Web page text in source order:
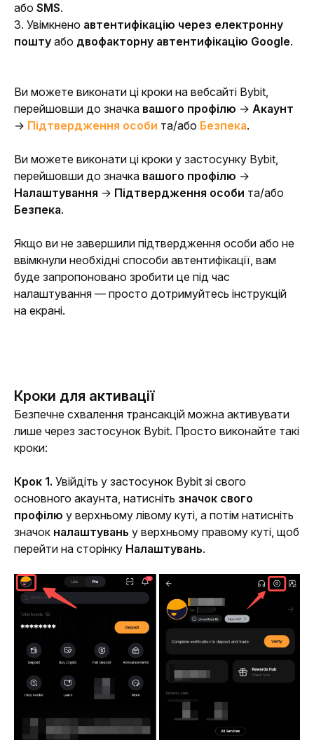
або SMS.
3. Увімкнено автентифікацію через електронну
пошту або двофакторну автентифікацію Google.
Ви можете виконати ці кроки на вебсайті Bybit,
перейшовши до значка вашого профілю → Акаунт
→ Підтвердження особи та/або Безпека.
Ви можете виконати ці кроки у застосунку Bybit,
перейшовши до значка вашого профілю
Налаштування → Підтвердження особи
Безпека.
Якщо ви не завершили підтвердження особи або не
ввімкнули необхідні способи автентифікації, вам
буде запропоновано зробити це під час
налаштування — просто дотримуйтесь інструкцій
на екрані.
Кроки для активації
Безпечне схвалення трансакцій можна активувати
лише через застосунок Bybit. Просто виконайте такі
кроки:
Крок 1. Увійдіть у застосунок Bybit зі свого
основного акаунта, натисніть значок свого
профілю у верхньому лівому куті, а потім натисніть
значок налаштувань у верхньому правому куті, щоб
перейти на сторінку Налаштувань.